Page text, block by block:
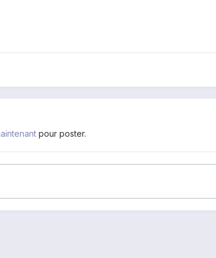
pour poster.